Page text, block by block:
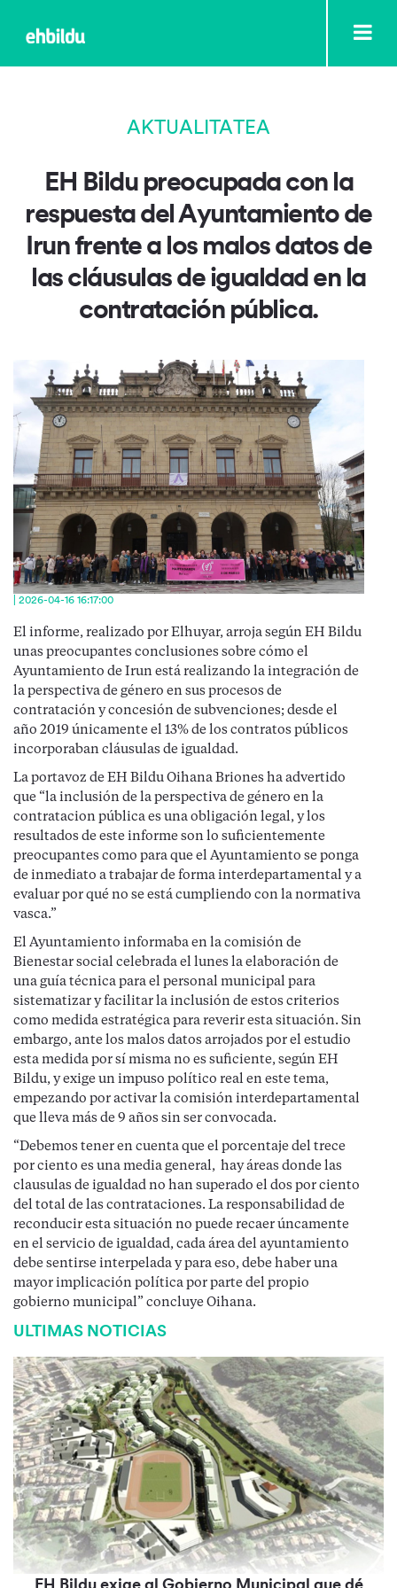
AKTUALITATEA
EH Bildu preocupada con la
respuesta del Ayuntamiento de
Irun frente a los malos datos de
las cláusulas de igualdad en la
contratación pública.
| 2026-04-16 16:17:00
El informe, realizado por Elhuyar, arroja según EH Bildu
unas preocupantes conclusiones sobre cómo el
Ayuntamiento de Irun está realizando la integración de
la perspectiva de género en sus procesos de
contratación y concesión de subvenciones; desde el
año 2019 únicamente el 13% de los contratos públicos
incorporaban cláusulas de igualdad.
La portavoz de EH Bildu Oihana Briones ha advertido
que “la inclusión de la perspectiva de género en la
contratacion pública es una obligación legal, y los
resultados de este informe son lo suficientemente
preocupantes como para que el Ayuntamiento se ponga
de inmediato a trabajar de forma interdepartamental y a
evaluar por qué no se está cumpliendo con la normativa
vasca.”
El Ayuntamiento informaba en la comisión de
Bienestar social celebrada el lunes la elaboración de
una guía técnica para el personal municipal para
sistematizar y facilitar la inclusión de estos criterios
como medida estratégica para reverir esta situación. Sin
embargo, ante los malos datos arrojados por el estudio
esta medida por sí misma no es suficiente, según EH
Bildu, y exige un impuso político real en este tema,
empezando por activar la comisión interdepartamental
que lleva más de 9 años sin ser convocada.
“Debemos tener en cuenta que el porcentaje del trece
por ciento es una media general, hay áreas donde las
clausulas de igualdad no han superado el dos por ciento
del total de las contrataciones. La responsabilidad de
reconducir esta situación no puede recaer úncamente
en el servicio de igualdad, cada área del ayuntamiento
debe sentirse interpelada y para eso, debe haber una
mayor implicación política por parte del propio
gobierno municipal” concluye Oihana.
ULTIMAS NOTICIAS
EH Bildu exige al Gobierno Municipal que dé